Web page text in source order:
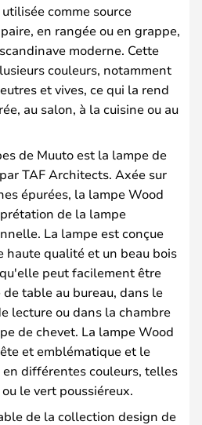
comme source
en rangée ou en grappe,
moderne. Cette
couleurs, notamment
et vives, ce qui la rend
au salon, à la cuisine ou au
de Muuto est la lampe de
TAF Architects. Axée sur
épurées, la lampe Wood
de la lampe
La lampe est conçue
haute qualité et un beau bois
peut facilement être
table au bureau, dans le
lecture ou dans la chambre
de chevet. La lampe Wood
et emblématique et le
différentes couleurs, telles
le vert poussiéreux.
de la collection design de